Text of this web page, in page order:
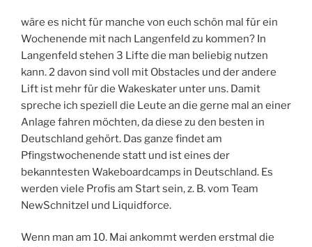
wäre es nicht für manche von euch schön mal für ein
Wochenende mit nach Langenfeld zu kommen? In
Langenfeld stehen 3 Lifte die man beliebig nutzen
kann. 2 davon sind voll mit Obstacles und der andere
Lift ist mehr für die Wakeskater unter uns. Damit
spreche ich speziell die Leute an die gerne mal an einer
Anlage fahren möchten, da diese zu den besten in
Deutschland gehört. Das ganze findet am
Pfingstwochenende statt und ist eines der
bekanntesten Wakeboardcamps in Deutschland. Es
werden viele Profis am Start sein, z. B. vom Team
NewSchnitzel und Liquidforce.
Wenn man am 10. Mai ankommt werden erstmal die